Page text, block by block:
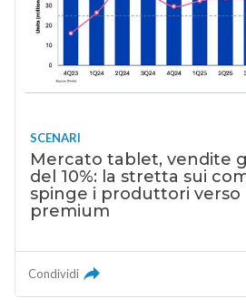
SCENARI
Mercato tablet, vendite
del 10%: la stretta sui
spinge i produttori verso
premium
Condividi